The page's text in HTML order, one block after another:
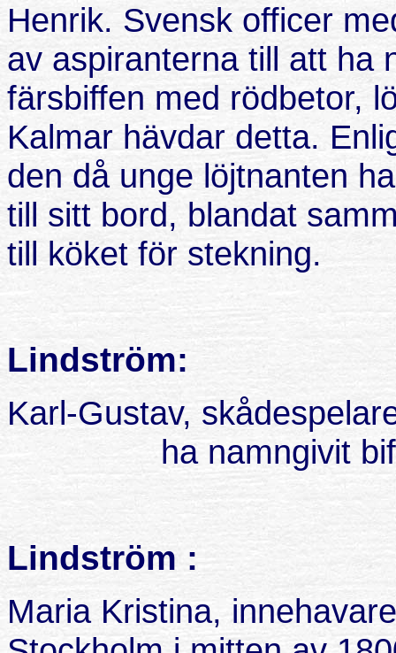
Henrik. Svensk officer
av aspiranterna till att ha
färsbiffen med rödbetor,
Kalmar hävdar detta.
den då unge löjtnanten
till sitt bord, blandat
till köket för stekning.
Lindström:
Karl-Gustav,
ha namngivit
Lindström :
Maria Kristina,